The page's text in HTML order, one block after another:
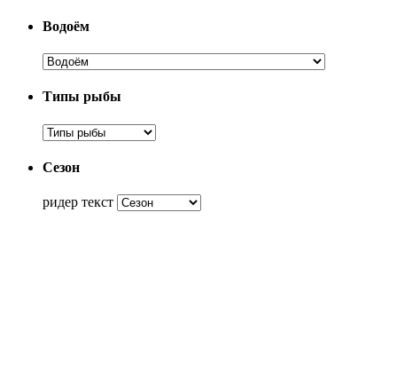
Водоём
Типы рыбы
Сезон
ридер текст